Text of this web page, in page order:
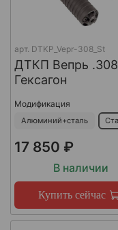
арт. DTKP_Vepr-308_St
ДТКП Вепрь
Гексагон
Модификация
Алюминий+сталь
17 850 ₽
В наличии
Купить сейчас